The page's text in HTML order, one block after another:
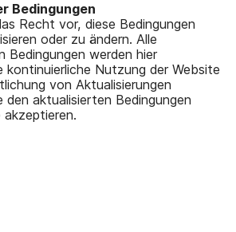
Bedingungen
Recht vor, diese Bedingungen
oder zu ändern. Alle
Bedingungen werden hier
Nutzung der Website
von Aktualisierungen
den aktualisierten Bedingungen
akzeptieren.